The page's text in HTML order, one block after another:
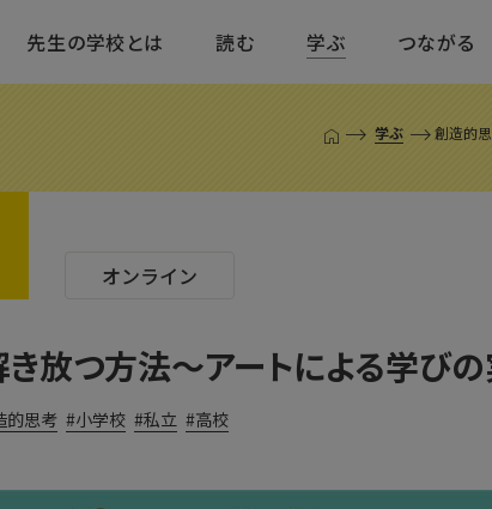
先生の学校とは 読む 学ぶ つながる
T
学ぶ 創造的
オンライン
放つ方法〜アートによる学び
的思考 小学校 私立 高校